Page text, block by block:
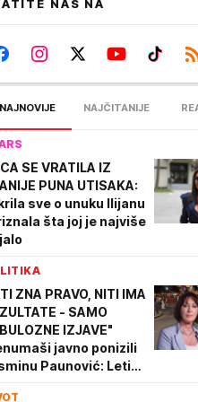
NAS NA
NAJNOVIJE NAJČITANIJE
SE VRATILA IZ
PUNA UTISAKA:
sve o unuku Ilijanu
šta joj je najviše
ZNA PRAVO, NITI IMA
- SAMO
IZJAVE"
javno ponizili
Paunović: Leti